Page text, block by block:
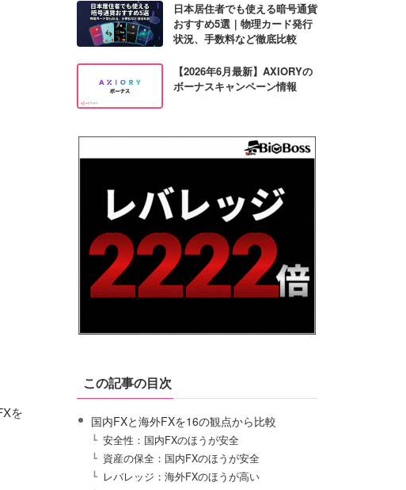
を
日本居住者でも使える暗号通貨
おすすめ5選｜物理カード発行
状況、手数料など徹底比較
【2026年6月最新】AXIORYの
ボーナスキャンペーン情報
この記事の目次
国内FXと海外FXを16の観点から比較
安全性：国内FXのほうが安全
資産の保全：国内FXのほうが安全
レバレッジ：海外FXのほうが高い